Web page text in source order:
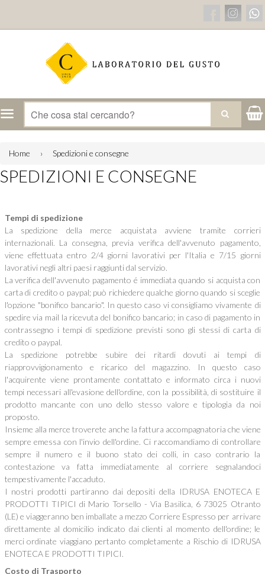
Menu CERCA
Home › Spedizioni e consegne
SPEDIZIONI E CONSEGNE
Tempi di spedizione
La spedizione della merce acquistata avviene tramite corrieri
internazionali. La consegna, previa verifica dell'avvenuto pagamento,
viene effettuata entro 2/4 giorni lavorativi per l'Italia e 7/15 giorni
lavorativi negli altri paesi raggiunti dal servizio.
La verifica dell'avvenuto pagamento é immediata quando si acquista con
carta di credito o paypal; può richiedere qualche giorno quando si sceglie
l'opzione "bonifico bancario". In questo caso vi consigliamo vivamente di
spedire via mail la ricevuta del bonifico bancario; in caso di pagamento in
contrassegno i tempi di spedizione previsti sono gli stessi di carta di
credito o paypal.
La spedizione potrebbe subire dei ritardi dovuti ai tempi di
riapprovvigionamento e ricarico del magazzino. In questo caso
l'acquirente viene prontamente contattato e informato circa i nuovi
tempi necessari all'evasione dell'ordine, con la possibilità, di sostituire il
prodotto mancante con uno dello stesso valore e tipologia da noi
proposto.
Insieme alla merce troverete anche la fattura accompagnatoria che viene
sempre emessa con l'invio dell'ordine. Ci raccomandiamo di controllare
sempre il numero e il buono stato dei colli, in caso contrario la
contestazione va fatta immediatamente al corriere segnalandoci
tempestivamente l'accaduto.
I nostri prodotti partiranno dai depositi della IDRUSA ENOTECA E
PRODOTTI TIPICI di Mario Torsello - Via Basilica, 6 73025 Otranto
(LE) e viaggeranno ben imballate a mezzo Corriere Espresso per arrivare
direttamente al domicilio indicato dai clienti al momento dell'ordine; le
merci ordinate viaggiano pertanto completamente a Rischio di IDRUSA
ENOTECA E PRODOTTI TIPICI.
Costo di Trasporto